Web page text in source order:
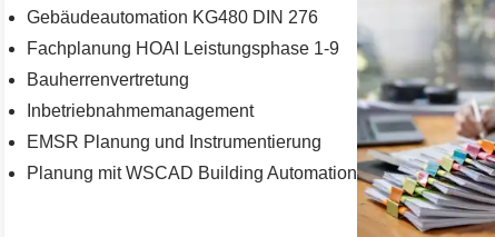
Gebäudeautomation KG480 DIN 276
Fachplanung HOAI Leistungsphase 1-9
Bauherrenvertretung
Inbetriebnahmemanagement
EMSR Planung und Instrumentierung
Planung mit WSCAD Building Automation